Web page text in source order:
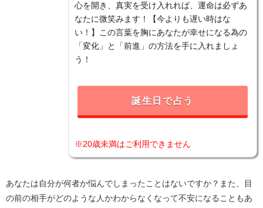
心を開き、真実を受け入れれば、運命は必ずあ
なたに微笑みます！【今よりも遅い時はな
い！】この言葉を胸にあなたが幸せになる為の
「変化」と「前進」の方法を手に入れましょ
う！
誕生日で占う
※20歳未満はご利用できません
あなたは自分が何者か悩んでしまったことはないですか？また、目
の前の相手がどのような人かわからなくなって不安になることもあ